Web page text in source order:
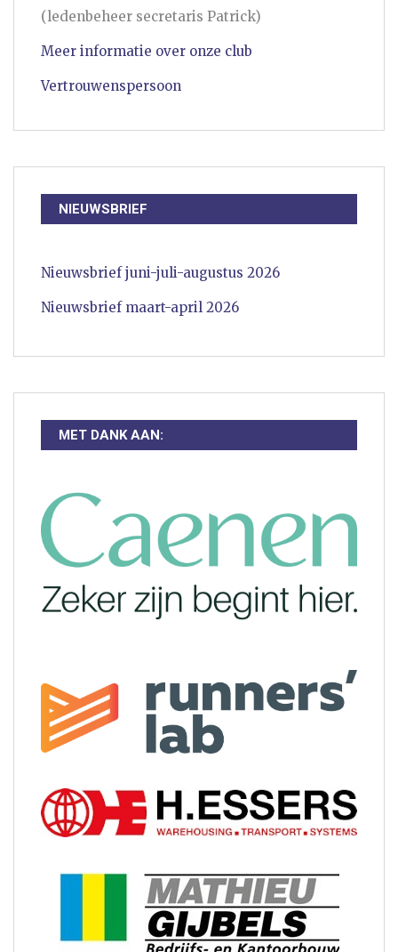
(ledenbeheer secretaris Patrick)
Meer informatie over onze club
Vertrouwenspersoon
NIEUWSBRIEF
Nieuwsbrief juni-juli-augustus 2026
Nieuwsbrief maart-april 2026
MET DANK AAN: